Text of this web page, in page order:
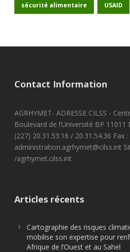
sécurité alimentaire USAID
Contact Information
AGRHYMET- ADRESSE CILSS -
Boulevard de l’Université BP
(227) 20.31.53.16 / 20.31.54.36 Fax
administration.agrhymet@cilss.int
/agrhymet.cilss.int
Articles récents
Cartographie des risques
mobilise son expertise pour
Afrique de l’Ouest et au Sahel